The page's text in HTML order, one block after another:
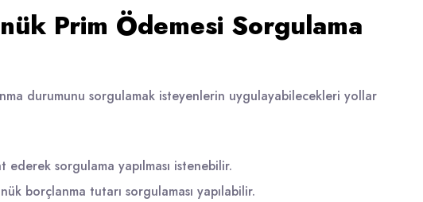
Prim Ödemesi Sorgulama
durumunu sorgulamak isteyenlerin uygulayabilecekleri yollar
sorgulama yapılması istenebilir.
borçlanma tutarı sorgulaması yapılabilir.